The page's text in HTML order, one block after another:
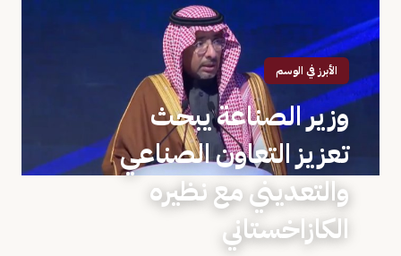
الأبرز في الوسم
وزير الصناعة يبحث
تعزيز التعاون الصناعي
والتعديني مع نظيره
الكازاخستاني